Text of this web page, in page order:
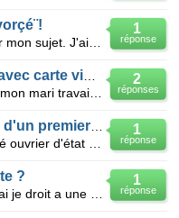
1
réponse
2
réponses
1
réponse
1
réponse
?